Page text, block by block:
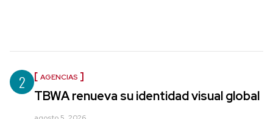
2 AGENCIAS
TBWA renueva su identidad visual global